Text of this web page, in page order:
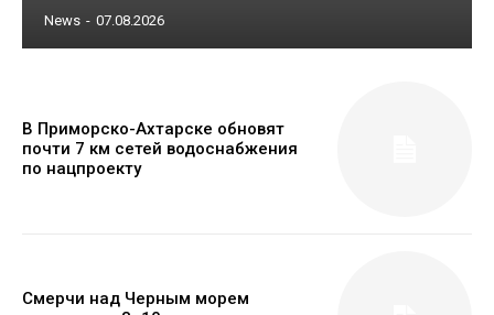
News - 07.08.2026
В Приморско-Ахтарске обновят
почти 7 км сетей водоснабжения
по нацпроекту
Смерчи над Черным морем